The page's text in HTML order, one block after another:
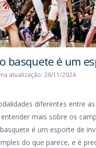
basquete é um
atualização: 26/11/2024
diferentes entre
mais sobre os
é um esporte de
do que parece, e é